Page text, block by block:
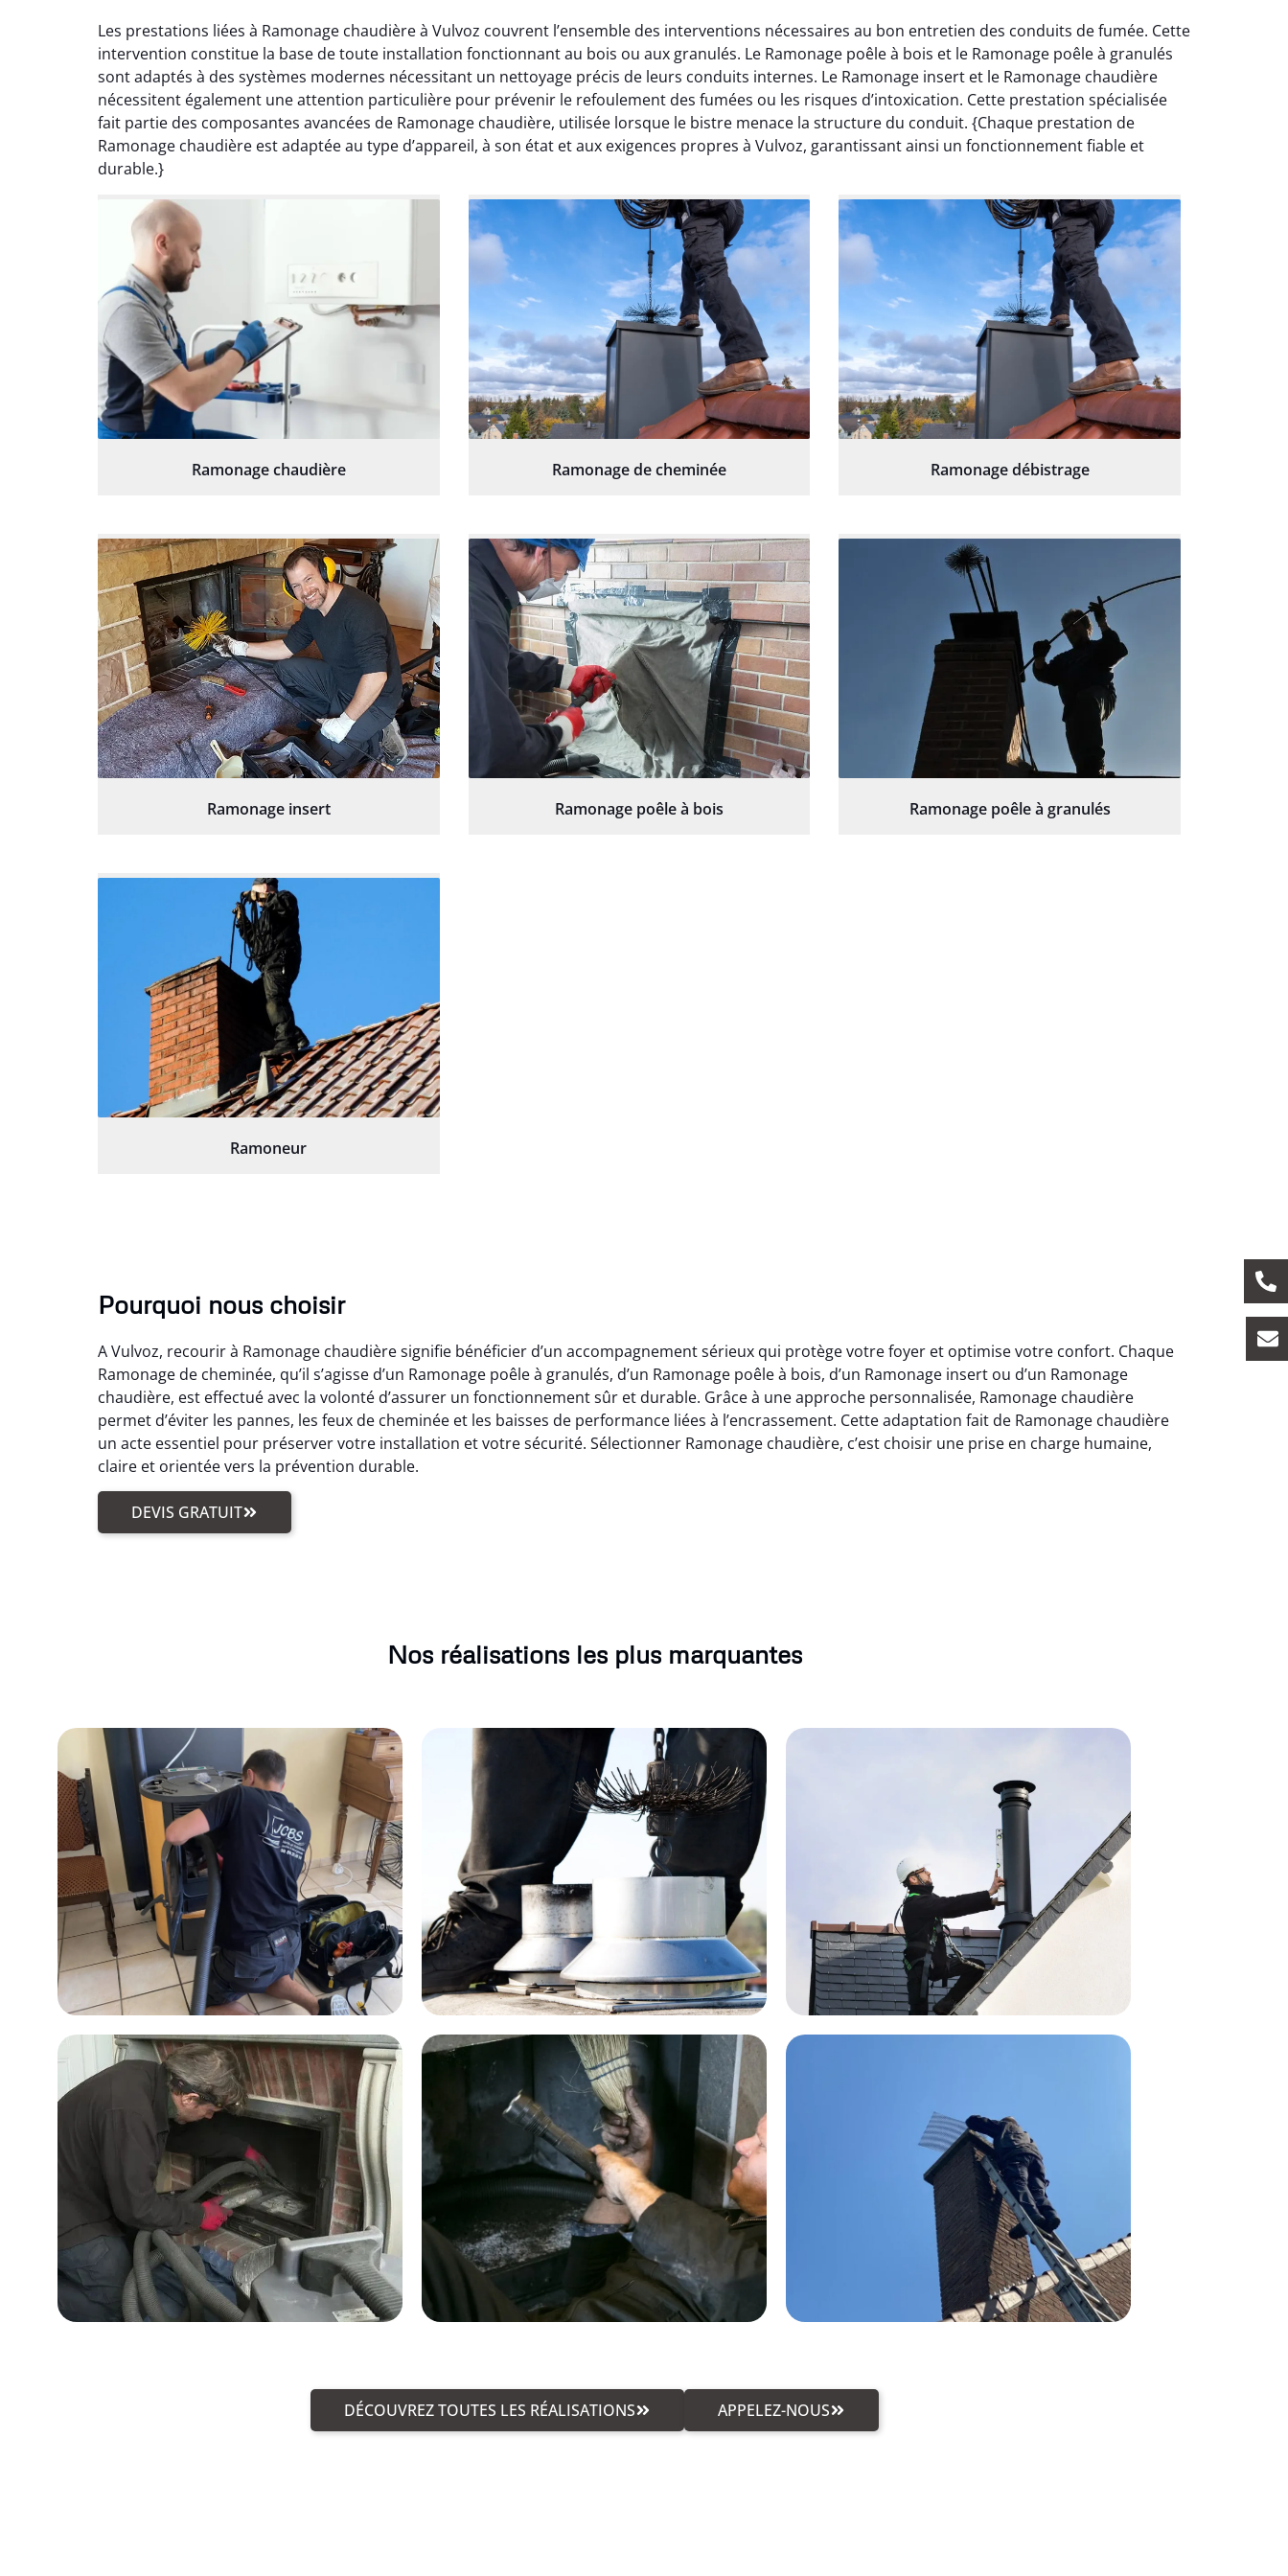
Les prestations liées à Ramonage chaudière à Vulvoz couvrent l’ensemble des interventions nécessaires au bon entretien des conduits de fumée. Cette
intervention constitue la base de toute installation fonctionnant au bois ou aux granulés. Le Ramonage poêle à bois et le Ramonage poêle à granulés
sont adaptés à des systèmes modernes nécessitant un nettoyage précis de leurs conduits internes. Le Ramonage insert et le Ramonage chaudière
nécessitent également une attention particulière pour prévenir le refoulement des fumées ou les risques d’intoxication. Cette prestation spécialisée
fait partie des composantes avancées de Ramonage chaudière, utilisée lorsque le bistre menace la structure du conduit. {Chaque prestation de
Ramonage chaudière est adaptée au type d’appareil, à son état et aux exigences propres à Vulvoz, garantissant ainsi un fonctionnement fiable et
durable.}
Ramonage chaudière Ramonage de cheminée Ramonage débistrage
Ramonage insert Ramonage poêle à bois Ramonage poêle à granulés
Ramoneur
Pourquoi nous choisir
A Vulvoz, recourir à Ramonage chaudière signifie bénéficier d’un accompagnement sérieux qui protège votre foyer et optimise votre confort. Chaque
Ramonage de cheminée, qu’il s’agisse d’un Ramonage poêle à granulés, d’un Ramonage poêle à bois, d’un Ramonage insert ou d’un Ramonage
chaudière, est effectué avec la volonté d’assurer un fonctionnement sûr et durable. Grâce à une approche personnalisée, Ramonage chaudière
permet d’éviter les pannes, les feux de cheminée et les baisses de performance liées à l’encrassement. Cette adaptation fait de Ramonage chaudière
un acte essentiel pour préserver votre installation et votre sécurité. Sélectionner Ramonage chaudière, c’est choisir une prise en charge humaine,
claire et orientée vers la prévention durable.
DEVIS GRATUIT
Nos réalisations les plus marquantes
DÉCOUVREZ TOUTES LES RÉALISATIONS APPELEZ-NOUS